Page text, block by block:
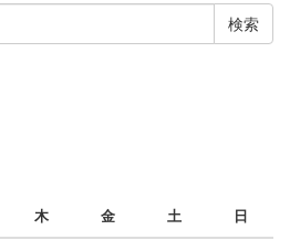
木 金 土 日